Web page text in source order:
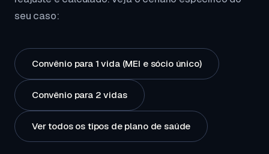
seu caso:
Convênio para 1 vida (MEI e sócio único)
Convênio para 2 vidas
Ver todos os tipos de plano de saúde